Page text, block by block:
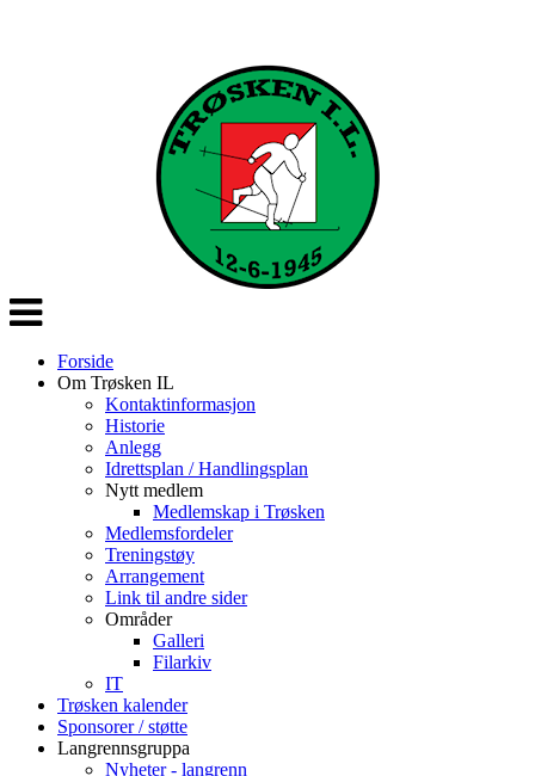
Veksle
navigasjon
Forside
Om Trøsken IL
Kontaktinformasjon
Historie
Anlegg
Idrettsplan / Handlingsplan
Nytt medlem
Medlemskap i Trøsken
Medlemsfordeler
Treningstøy
Arrangement
Link til andre sider
Områder
Galleri
Filarkiv
IT
Trøsken kalender
Sponsorer / støtte
Langrennsgruppa
Nyheter - langrenn